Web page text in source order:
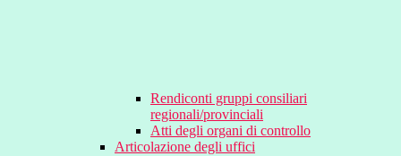
Rendiconti gruppi consiliari
regionali/provinciali
Atti degli organi di controllo
Articolazione degli uffici